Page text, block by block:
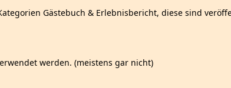
Gästebuch & Erlebnisbericht, diese sind
werden. (meistens gar nicht)